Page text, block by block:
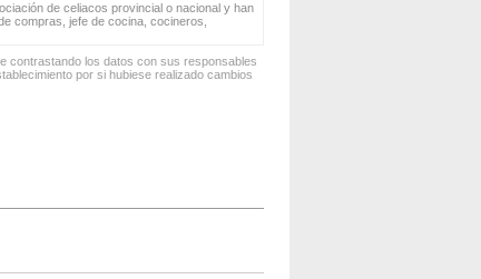
de celiacos provincial o nacional y han
compras, jefe de cocina, cocineros,
contrastando los datos con sus responsables
por si hubiese realizado cambios